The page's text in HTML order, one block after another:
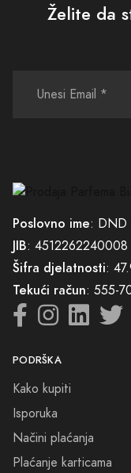
Želite da
Poslovno ime: DND
JIB: 4512262240008
Šifra djelatnosti:
Tekući račun: 555-
PODRŠKA
Kako kupiti
Isporuka
Načini plaćanja
Plaćanje karticama